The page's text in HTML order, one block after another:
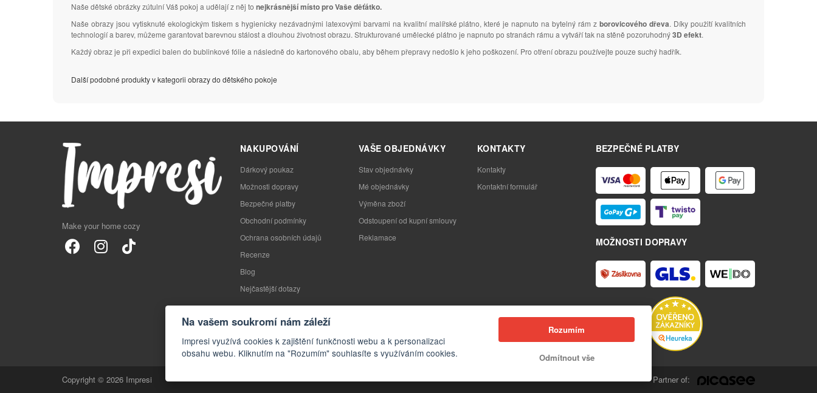
Naše dětské obrázky zútulní Váš pokoj a udělají z něj to nejkrásnější místo pro Vaše děťátko.
Naše obrazy jsou vytisknuté ekologickým tiskem s hygienicky nezávadnými latexovými barvami na kvalitní malířské plátno, které je napnuto na bytelný rám zborovicového dřeva. Díky použití kvalitních
technologií a barev, můžeme garantovat barevnou stálost a dlouhou životnost obrazu. Strukturované umělecké plátno je napnuto po stranách rámu a vytváří tak na stěně pozoruhodný3D efekt.
Každý obraz je při expedici balen do bublinkové fólie a následně do kartonového obalu, aby během přepravy nedošlo k jeho poškození. Pro otření obrazu používejte pouze suchý hadřík.
Další podobné produkty v kategorii obrazy do dětského pokoje
Make your home cozy
BEZPEČNÉ PLATBY
MOŽNOSTI DOPRAVY
NAKUPOVÁNÍ
Dárkový poukaz
Možnosti dopravy
Bezpečné platby
Obchodní podmínky
Ochrana osobních údajů
Recenze
Blog
Nejčastější dotazy
VAŠE OBJEDNÁVKY
Stav objednávky
Mé objednávky
Výměna zboží
Odstoupení od kupní smlouvy
Reklamace
KONTAKTY
Kontakty
Kontaktní formulář
Copyright © 2026 Impresi Partner of:
Na vašem soukromí nám záleží
Impresi využívá cookies k zajištění funkčnosti webu a k personalizaci
obsahu webu. Kliknutím na "Rozumím" souhlasíte s využíváním cookies.
Rozumím
Odmítnout vše